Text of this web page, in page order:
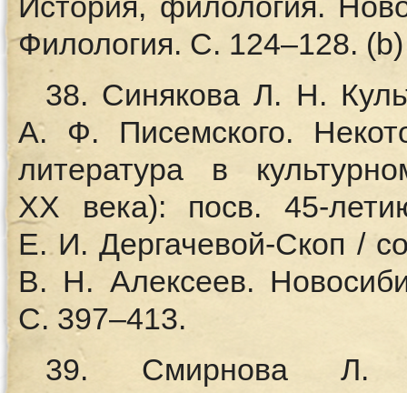
Филология. С. 124–128. (b)
38. Синякова Л. Н.
А. Ф. Писемского.
литература в
ХХ века): посв. 45-
Е. И. Дергачевой-Скоп /
В. Н. Алексеев.
С. 397–413.
39. Смирнова